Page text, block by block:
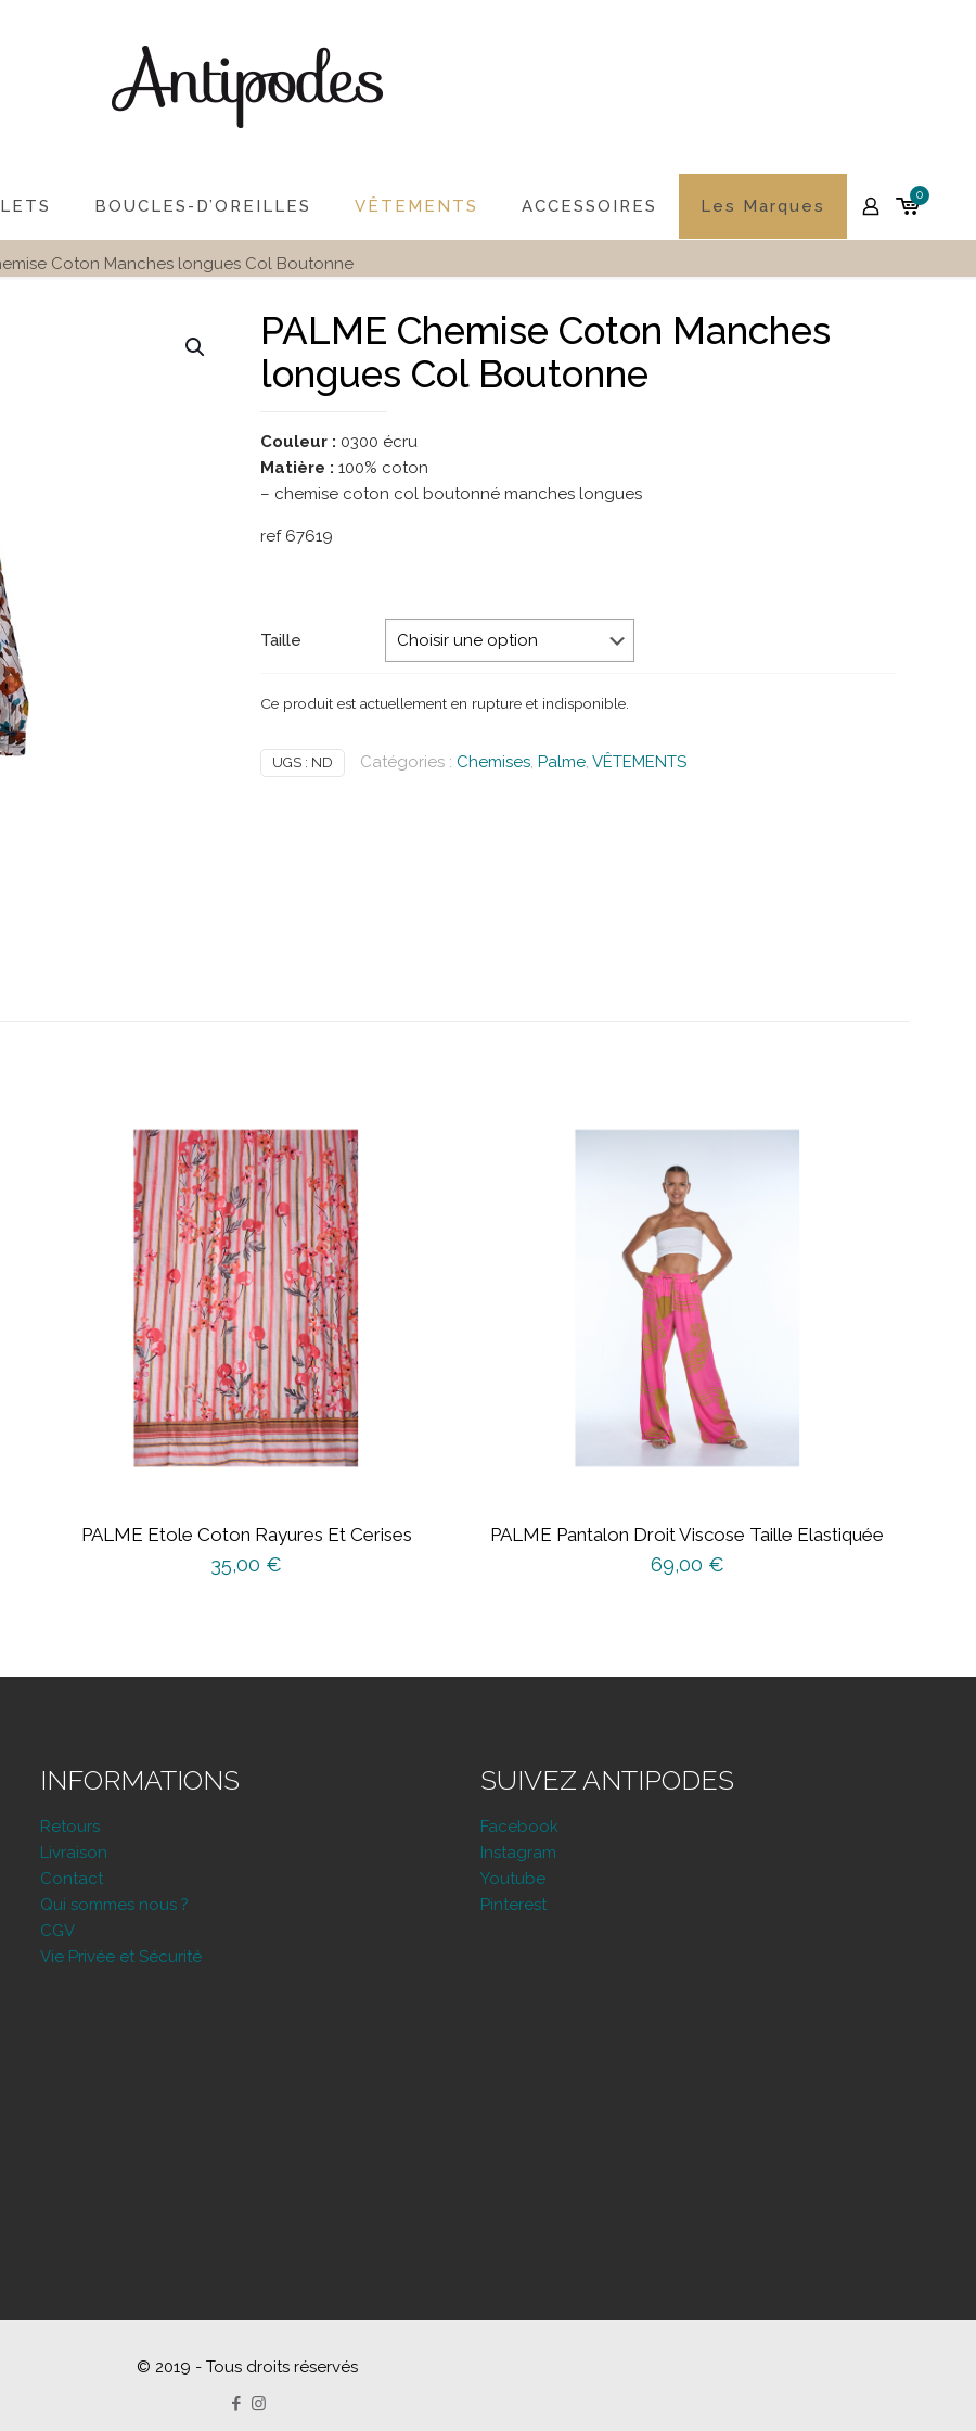
BOUCLES-D’OREILLES VÊTEMENTS ACCESSOIRES Les Marques
0
Coton Manches longues Col Boutonne
PALME Chemise Coton Manches
longues Col Boutonne
Couleur : 0300 écru
Matière : 100% coton
– chemise coton col boutonné manches longues
ref 67619
Taille
Ce produit est actuellement en rupture et indisponible.
UGS : ND Catégories : Chemises, Palme, VÊTEMENTS
PALME Etole Coton Rayures Et Cerises
35,00 €
PALME Pantalon Droit Viscose Taille Elastiquée
69,00 €
INFORMATIONS
Retours
Livraison
Contact
Qui sommes nous ?
CGV
Vie Privée et Sécurité
SUIVEZ ANTIPODES
Facebook
Instagram
Youtube
Pinterest
© 2019 - Tous droits réservés